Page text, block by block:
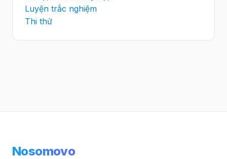
Luyện trắc nghiệm
Thi thử
Nosomovo